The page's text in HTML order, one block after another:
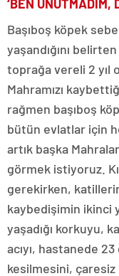
‘BEN UNUTMADIM,
Başıboş köpek
yaşandığını
toprağa vereli 2 yıl
Mahramızı
rağmen başıboş
bütün evlatlar için
artık başka
görmek istiyoruz.
gerekirken,
kaybedişimin ikinci
yaşadığı korkuyu,
acıyı, hastanede 23
kesilmesini, çaresiz